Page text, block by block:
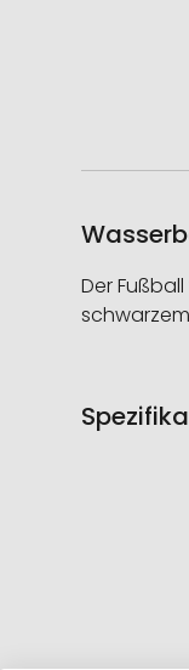
Der